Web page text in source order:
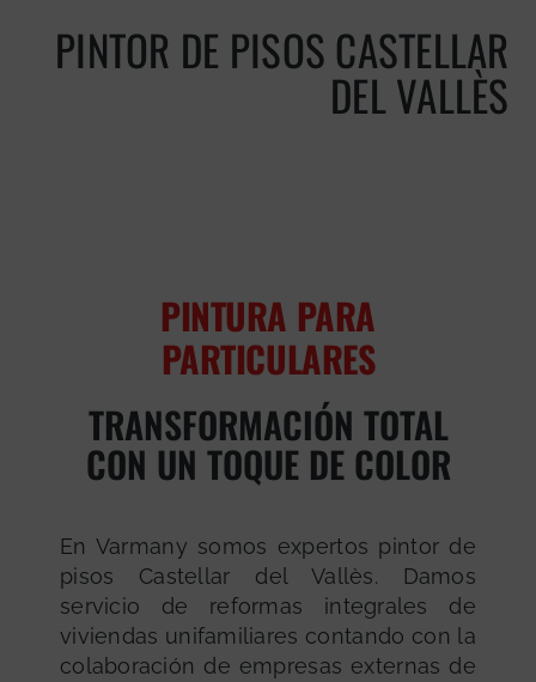
Nosotros
PINTOR DE PISOS CASTELLAR
DEL VALLÈS
PINTURA PARA
PARTICULARES
TRANSFORMACIÓN TOTAL
CON UN TOQUE DE COLOR
En Varmany somos expertos pintor de
pisos Castellar del Vallès. Damos
servicio de reformas integrales de
viviendas unifamiliares contando con la
colaboración de empresas externas de